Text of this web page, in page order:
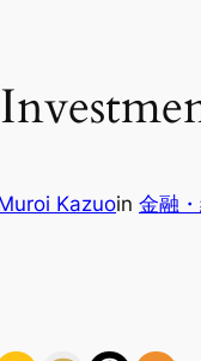
Kazuoin 金融